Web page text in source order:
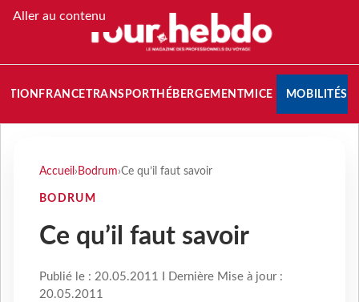
Aller au contenu
FRANCETRANSPORT HÉBERGEMENTMICE MOBILITÉS
Accueil › Bodrum›Ce qu’il faut savoir
BODRUM
Ce qu’il faut savoir
Publié le : 20.05.2011 I Dernière Mise à jour :
20.05.2011